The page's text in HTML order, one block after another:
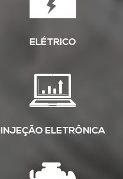
ELÉTRICO
INJEÇÃO ELETRÔNICA